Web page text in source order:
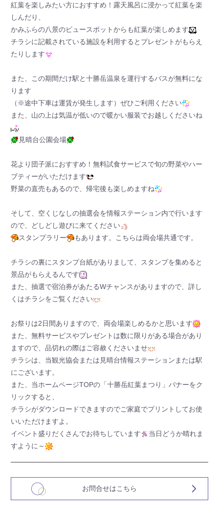
紅葉を楽しみたい方におすすめ！露天風呂に浸かって紅葉を楽
しんだり、
かみふらの八景のビュースポットからも紅葉が楽しめます
チラシに記載されている施設を利用するとプレゼントがもらえ
たりします
また、この期間だけ駅と十勝岳温泉を運行するバスが無料にな
ります
（※途中下車は運賃が発生します）ぜひご利用ください
また、山の上は気温が低いので暖かい服装でお越しくださいね
見晴台公園会場
花より団子派におすすめ！無料試食サービスで旬の野菜やハー
ブティーがいただけます
野菜の直売もあるので、帰宅後も楽しめますね
そして、空くじなしの抽選会を情報ステーション内で行います
ので、どしどし遊びに来てください
スタンプラリー
もあります。こちらは両会場共通です。
チラシの裏にスタンプ台紙がありまして、スタンプを集めると
景品がもらえるんです
また、抽選で宿泊券があたるWチャンスがありますので、詳し
くはチラシをご覧ください
お祭りは2日間ありますので、両会場楽しめるかと思います
また、無料サービスやプレゼントは数に限りがある場合があり
ますので、品切れの際はご容赦くださいませ
チラシは、当観光協会または見晴台情報ステーションまたは駅
にございます。
また、当ホームページTOPの「十勝岳紅葉まつり」バナーをク
リックすると、
チラシがダウンロードできますのでご家庭でプリントしてお使
いいただけますよ。
イベント盛りだくさんでお待ちしています
当日どうか晴れま
すように～
お問合せはこちら